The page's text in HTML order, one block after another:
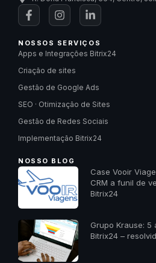
NOSSOS SERVIÇOS
Apps e Integrações Bitrix24
Criação de sites
Gestão de Google Ads
SEO · Otimização de Sites
Gestão de Redes Sociais
Implementação Bitrix24
NOSSO BLOG
Case Vooir
CRM a funil de
Bitrix24
Grupo Krause: 5
Bitrix24 –